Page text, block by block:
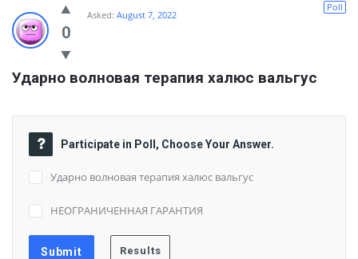
0
Poll
Asked: August 7, 2022
Ударно волновая терапия халюс вальгус
Participate in Poll, Choose Your Answer.
Ударно волновая терапия халюс вальгус
НЕОГРАНИЧЕННАЯ ГАРАНТИЯ